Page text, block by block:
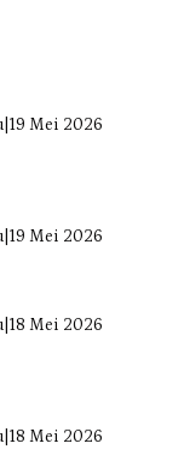
19 Mei 2026
19 Mei 2026
18 Mei 2026
18 Mei 2026